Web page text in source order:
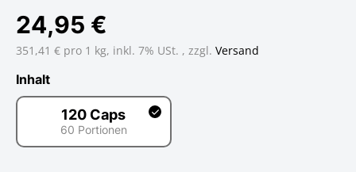
24,95 €
351,41 € pro 1 kg, inkl. 7% USt. , zzgl. Versand
Inhalt
120 Caps
60 Portionen
120 Caps